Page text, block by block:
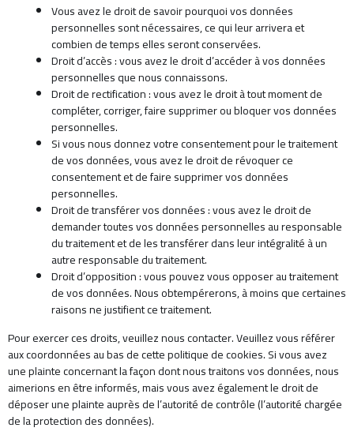
Vous avez le droit de savoir pourquoi vos données
personnelles sont nécessaires, ce qui leur arrivera et
combien de temps elles seront conservées.
Droit d’accès : vous avez le droit d’accéder à vos données
personnelles que nous connaissons.
Droit de rectification : vous avez le droit à tout moment de
compléter, corriger, faire supprimer ou bloquer vos données
personnelles.
Si vous nous donnez votre consentement pour le traitement
de vos données, vous avez le droit de révoquer ce
consentement et de faire supprimer vos données
personnelles.
Droit de transférer vos données : vous avez le droit de
demander toutes vos données personnelles au responsable
du traitement et de les transférer dans leur intégralité à un
autre responsable du traitement.
Droit d’opposition : vous pouvez vous opposer au traitement
de vos données. Nous obtempérerons, à moins que certaines
raisons ne justifient ce traitement.
Pour exercer ces droits, veuillez nous contacter. Veuillez vous référer
aux coordonnées au bas de cette politique de cookies. Si vous avez
une plainte concernant la façon dont nous traitons vos données, nous
aimerions en être informés, mais vous avez également le droit de
déposer une plainte auprès de l’autorité de contrôle (l’autorité chargée
de la protection des données).